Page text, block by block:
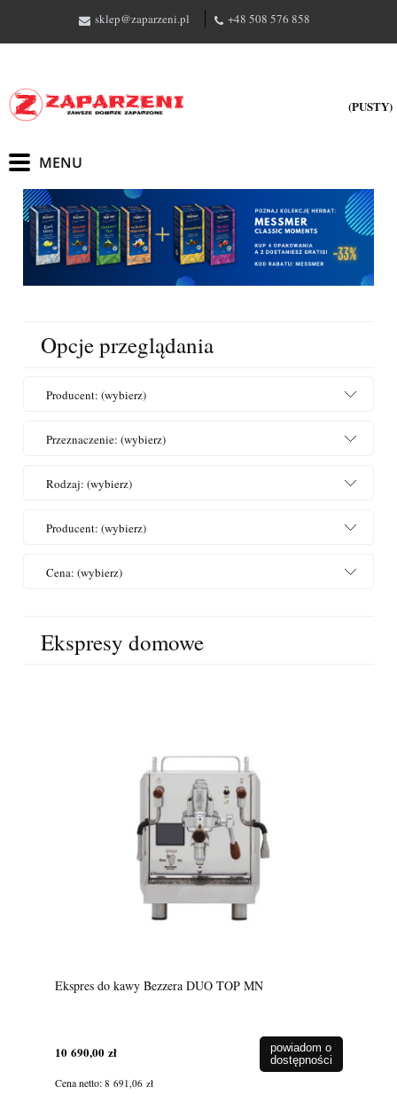
sklep@zaparzeni.pl +48 508 576 858
(PUSTY)
Opcje przeglądania
Producent: (wybierz)
Przeznaczenie: (wybierz)
Rodzaj: (wybierz)
Producent: (wybierz)
Cena: (wybierz)
Ekspresy domowe
Ekspres do kawy Bezzera DUO TOP MN
10 690,00 zł
Cena netto: 8 691,06 zł
powiadom o
dostępności